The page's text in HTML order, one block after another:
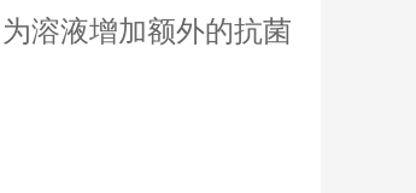
溶液增加额外的抗菌